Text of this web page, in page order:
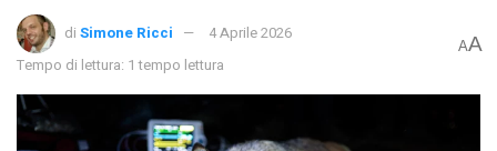
di Simone Ricci
4 Aprile 2026
Tempo di lettura: 1 tempo lettura
AA